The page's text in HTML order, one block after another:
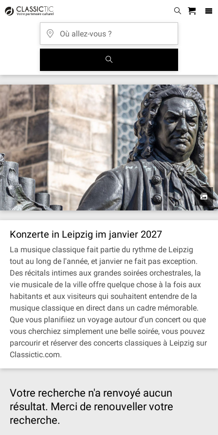
Konzerte in Leipzig im janvier 2027
La musique classique fait partie du rythme de Leipzig
tout au long de l'année, et janvier ne fait pas exception.
Des récitals intimes aux grandes soirées orchestrales, la
vie musicale de la ville offre quelque chose à la fois aux
habitants et aux visiteurs qui souhaitent entendre de la
musique classique en direct dans un cadre mémorable.
Que vous planifiiez un voyage autour d'un concert ou que
vous cherchiez simplement une belle soirée, vous pouvez
parcourir et réserver des concerts classiques à Leipzig sur
Classictic.com.
Votre recherche n'a renvoyé aucun
résultat. Merci de renouveller votre
recherche.